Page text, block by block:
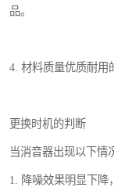
品。
4. 材料质量优质耐用
更换时机的判断
当消音器出现以下情
1. 降噪效果明显下降